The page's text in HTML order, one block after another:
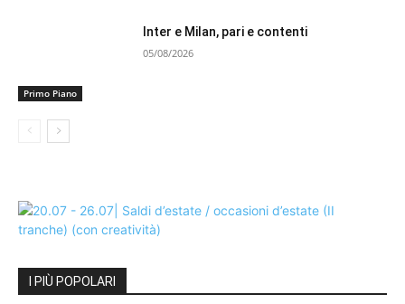
Primo Piano
Inter e Milan, pari e contenti
05/08/2026
I PIÙ POPOLARI